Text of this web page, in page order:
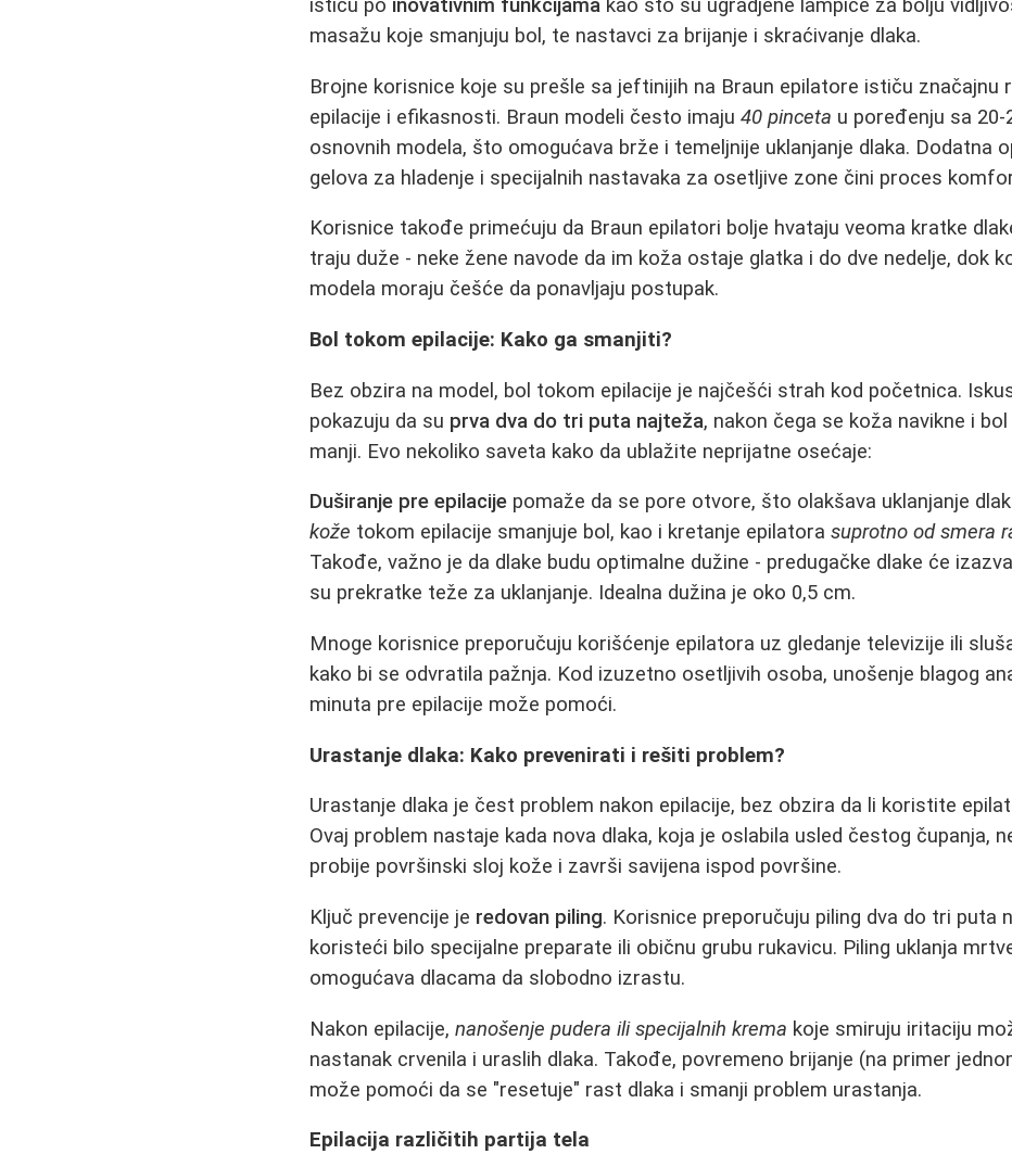
ističu po inovativnim funkcijama kao što su ugradjene lampice za bolju
masažu koje smanjuju bol, te nastavci za brijanje i skraćivanje dlaka.
Brojne korisnice koje su prešle sa jeftinijih na Braun epilatore ističu značajnu
epilacije i efikasnosti. Braun modeli često imaju40 pinceta u poređenju sa 20-
osnovnih modela, što omogućava brže i temeljnije uklanjanje dlaka. Dodatna
gelova za hladenje i specijalnih nastavaka za osetljive zone čini proces
Korisnice takođe primećuju da Braun epilatori bolje hvataju veoma kratke
traju duže - neke žene navode da im koža ostaje glatka i do dve nedelje, dok
modela moraju češće da ponavljaju postupak.
Bol tokom epilacije: Kako ga smanjiti?
Bez obzira na model, bol tokom epilacije je najčešći strah kod početnica.
pokazuju da su prva dva do tri puta najteža, nakon čega se koža navikne i
manji. Evo nekoliko saveta kako da ublažite neprijatne osećaje:
Duširanje pre epilacije pomaže da se pore otvore, što olakšava uklanjanje
kože tokom epilacije smanjuje bol, kao i kretanje epilatorasuprotno od smera
Takođe, važno je da dlake budu optimalne dužine - predugačke dlake će
su prekratke teže za uklanjanje. Idealna dužina je oko 0,5 cm.
Mnoge korisnice preporučuju korišćenje epilatora uz gledanje televizije ili
kako bi se odvratila pažnja. Kod izuzetno osetljivih osoba, unošenje blagog
minuta pre epilacije može pomoći.
Urastanje dlaka: Kako prevenirati i rešiti problem?
Urastanje dlaka je čest problem nakon epilacije, bez obzira da li koristite
Ovaj problem nastaje kada nova dlaka, koja je oslabila usled čestog čupanja,
probije površinski sloj kože i završi savijena ispod površine.
Ključ prevencije je redovan piling. Korisnice preporučuju piling dva do tri puta
koristeći bilo specijalne preparate ili običnu grubu rukavicu. Piling uklanja
omogućava dlacama da slobodno izrastu.
Nakon epilacije,nanošenje pudera ili specijalnih krema koje smiruju iritaciju
nastanak crvenila i uraslih dlaka. Takođe, povremeno brijanje (na primer
može pomoći da se "resetuje" rast dlaka i smanji problem urastanja.
Epilacija različitih partija tela